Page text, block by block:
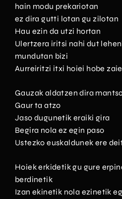
hain modu prekariotan
ez dira gutti lotan gu zilotan
Hau ezin da utzi hortan
Ulertzera iritsi nahi dut
mundutan bizi
Aurreiritzi itxi hoiei hobe
Gauzak aldatzen dira
Gaur ta atzo
Jaso dugunetik eraiki gira
Begira nola ez egin paso
Ustezko euskaldunek ere
Hoiek erkidetik gu gure
berdinetik
Izan ekinetik nola ezinetik